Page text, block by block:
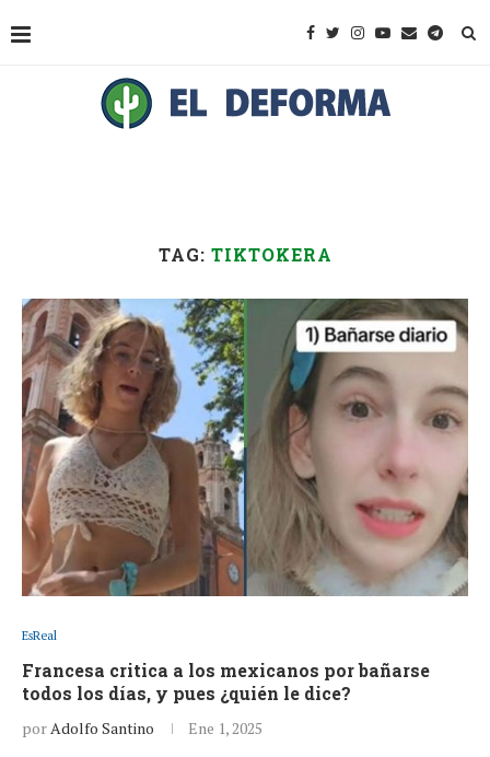
TAG: TIKTOKERA
EsReal
Francesa critica a los mexicanos por bañarse
todos los días, y pues ¿quién le dice?
porAdolfo Santino Ene 1, 2025